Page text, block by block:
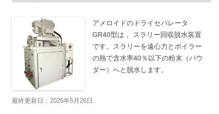
アメロイドのドライセパレータ
GR40型は， スラリー回収脱水装置
です。スラリーを遠心力とボイラー
の熱で含水率40％以下の粉末（パウ
ダー）へと脱水します。
最終更新日：2026年5月26日